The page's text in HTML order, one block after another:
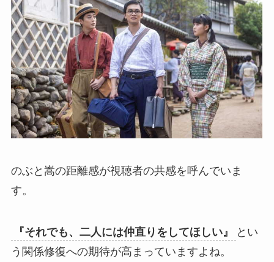
のぶと嵩の距離感が視聴者の共感を呼んでいま
す。
『それでも、二人には仲直りをしてほしい』
とい
う関係修復への期待が高まっていますよね。